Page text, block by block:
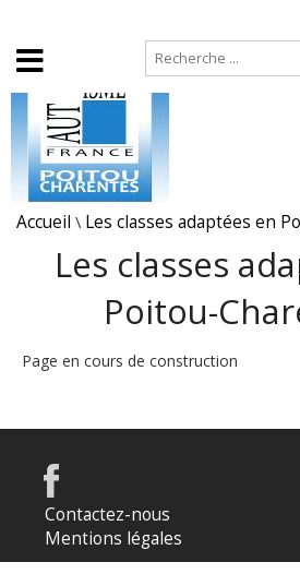
Accueil \ Les classes adaptées en
Les classes
Poitou-
Page en cours de construction
Contactez-nous
Mentions légales